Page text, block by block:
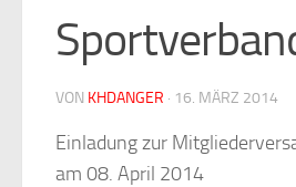
VON KHDANGER · 16. MÄRZ 2014
Einladung zur
am 08. April 2014